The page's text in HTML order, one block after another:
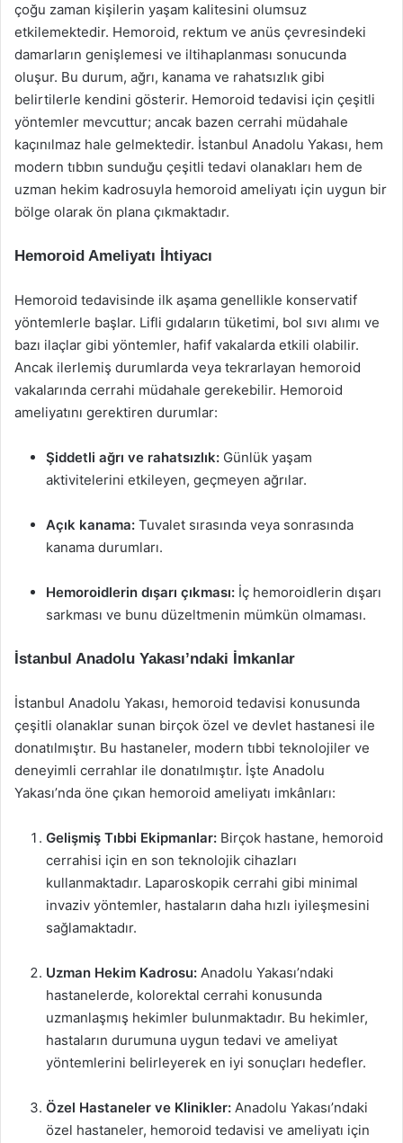
çoğu zaman kişilerin yaşam kalitesini olumsuz
etkilemektedir. Hemoroid, rektum ve anüs çevresindeki
damarların genişlemesi ve iltihaplanması sonucunda
oluşur. Bu durum, ağrı, kanama ve rahatsızlık gibi
belirtilerle kendini gösterir. Hemoroid tedavisi için çeşitli
yöntemler mevcuttur; ancak bazen cerrahi müdahale
kaçınılmaz hale gelmektedir. İstanbul Anadolu Yakası, hem
modern tıbbın sunduğu çeşitli tedavi olanakları hem de
uzman hekim kadrosuyla hemoroid ameliyatı için uygun bir
bölge olarak ön plana çıkmaktadır.
Hemoroid Ameliyatı İhtiyacı
Hemoroid tedavisinde ilk aşama genellikle konservatif
yöntemlerle başlar. Lifli gıdaların tüketimi, bol sıvı alımı ve
bazı ilaçlar gibi yöntemler, hafif vakalarda etkili olabilir.
Ancak ilerlemiş durumlarda veya tekrarlayan hemoroid
vakalarında cerrahi müdahale gerekebilir. Hemoroid
ameliyatını gerektiren durumlar:
Şiddetli ağrı ve rahatsızlık: Günlük yaşam
aktivitelerini etkileyen, geçmeyen ağrılar.
Açık kanama: Tuvalet sırasında veya sonrasında
kanama durumları.
Hemoroidlerin dışarı çıkması: İç hemoroidlerin dışarı
sarkması ve bunu düzeltmenin mümkün olmaması.
İstanbul Anadolu Yakası’ndaki İmkanlar
İstanbul Anadolu Yakası, hemoroid tedavisi konusunda
çeşitli olanaklar sunan birçok özel ve devlet hastanesi ile
donatılmıştır. Bu hastaneler, modern tıbbi teknolojiler ve
deneyimli cerrahlar ile donatılmıştır. İşte Anadolu
Yakası’nda öne çıkan hemoroid ameliyatı imkânları:
Gelişmiş Tıbbi Ekipmanlar: Birçok hastane, hemoroid
cerrahisi için en son teknolojik cihazları
kullanmaktadır. Laparoskopik cerrahi gibi minimal
invaziv yöntemler, hastaların daha hızlı iyileşmesini
sağlamaktadır.
Uzman Hekim Kadrosu: Anadolu Yakası’ndaki
hastanelerde, kolorektal cerrahi konusunda
uzmanlaşmış hekimler bulunmaktadır. Bu hekimler,
hastaların durumuna uygun tedavi ve ameliyat
yöntemlerini belirleyerek en iyi sonuçları hedefler.
Özel Hastaneler ve Klinikler: Anadolu Yakası’ndaki
özel hastaneler, hemoroid tedavisi ve ameliyatı için